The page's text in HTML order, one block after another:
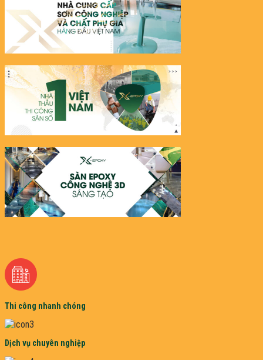
Thi công nhanh chóng
Dịch vụ chuyên nghiệp